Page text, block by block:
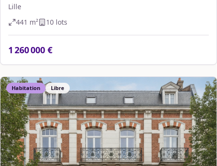
Lille
441 m² 10 lots
1 260 000 €
Habitation Libre